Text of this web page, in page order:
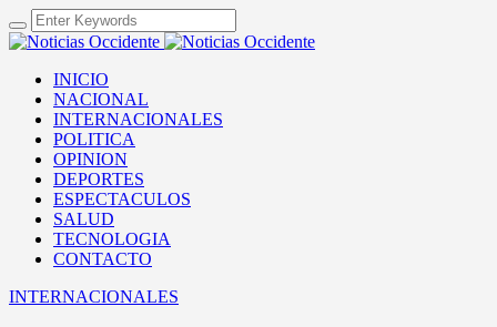
INICIO
NACIONAL
INTERNACIONALES
POLITICA
OPINION
DEPORTES
ESPECTACULOS
SALUD
TECNOLOGIA
CONTACTO
INTERNACIONALES